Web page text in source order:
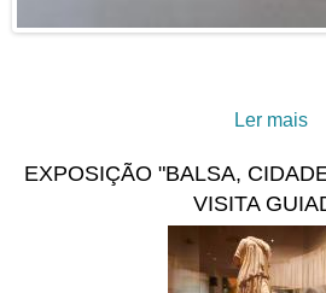
Ler mais
EXPOSIÇÃO "BALSA,
VISITA